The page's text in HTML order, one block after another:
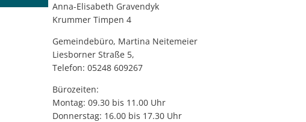
Anna-Elisabeth Gravendyk
Krummer Timpen 4
Gemeindebüro, Martina Neitemeier
Liesborner Straße 5,
Telefon: 05248 609267
Bürozeiten:
Montag: 09.30 bis 11.00 Uhr
Donnerstag: 16.00 bis 17.30 Uhr